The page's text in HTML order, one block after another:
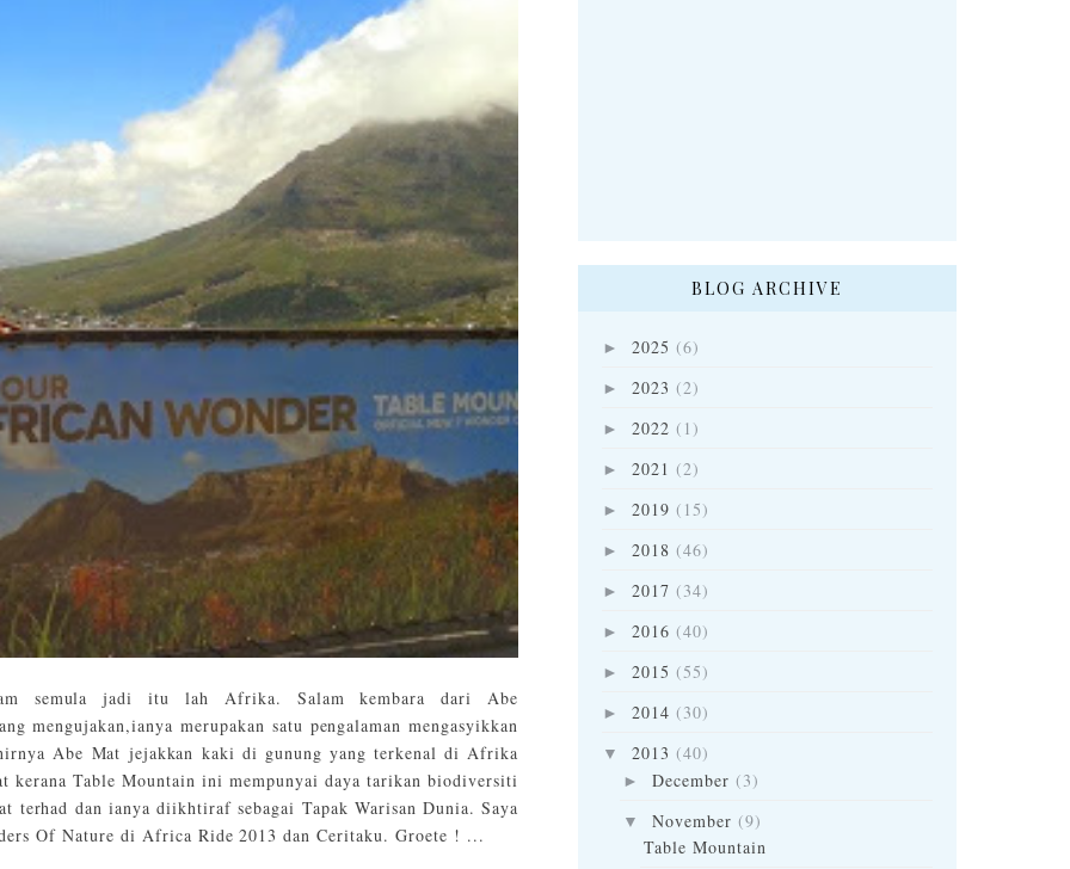
semula jadi itu lah Afrika. Salam kembara dari Abe
mengujakan,ianya merupakan satu pengalaman mengasyikkan
Abe Mat jejakkan kaki di gunung yang terkenal di Afrika
Table Mountain ini mempunyai daya tarikan biodiversiti
terhad dan ianya diikhtiraf sebagai Tapak Warisan Dunia. Saya
Of Nature di Africa Ride 2013 dan Ceritaku. Groete ! ...
BLOG ARCHIVE
► 2025 (6)
► 2023 (2)
► 2022 (1)
► 2021 (2)
► 2019 (15)
► 2018 (46)
► 2017 (34)
► 2016 (40)
► 2015 (55)
► 2014 (30)
▼ 2013 (40)
► December (3)
▼ November (9)
Table Mountain